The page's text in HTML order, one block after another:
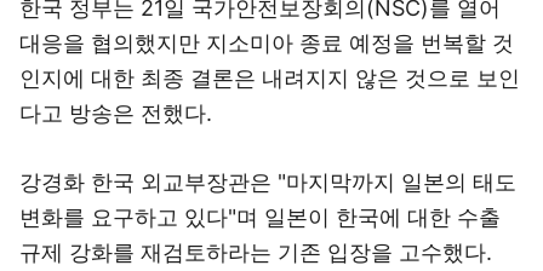
한국 정부는 21일 국가안전보장회의(NSC)를 열어
대응을 협의했지만 지소미아 종료 예정을 번복할 것
인지에 대한 최종 결론은 내려지지 않은 것으로 보인
다고 방송은 전했다.
강경화 한국 외교부장관은 "마지막까지 일본의 태도
변화를 요구하고 있다"며 일본이 한국에 대한 수출
규제 강화를 재검토하라는 기존 입장을 고수했다.